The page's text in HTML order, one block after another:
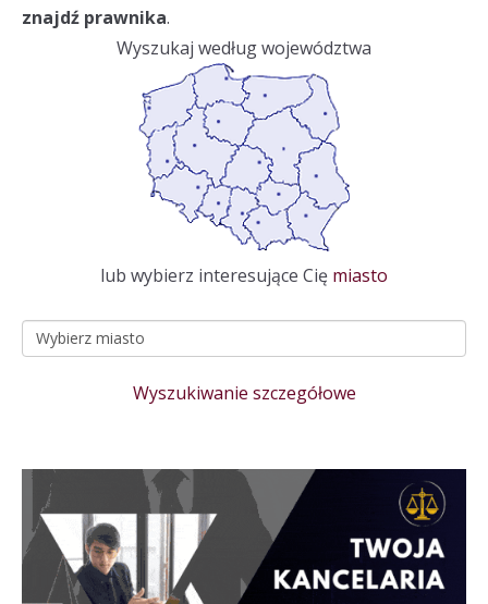
znajdź prawnika.
Wyszukaj według województwa
lub wybierz interesujące Cię miasto
Wyszukiwanie szczegółowe